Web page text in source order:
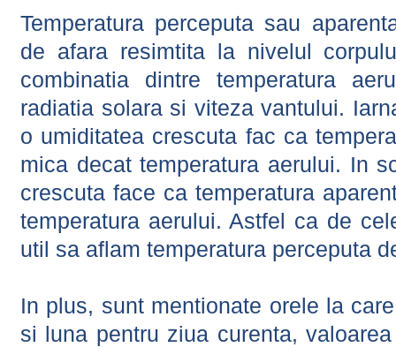
Temperatura perceputa sau
de afara resimtita la nivelul
combinatia dintre temperatura
radiatia solara si viteza vantului.
o umiditatea crescuta fac ca
mica decat temperatura aerului. In
crescuta face ca temperatura
temperatura aerului. Astfel ca de
util sa aflam temperatura perceputa
In plus, sunt mentionate orele la
si luna pentru ziua curenta,